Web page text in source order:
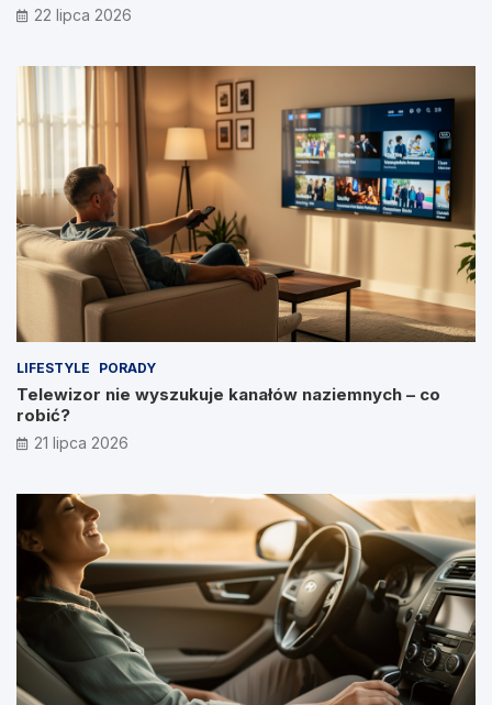
22 lipca 2026
LIFESTYLE PORADY
Telewizor nie wyszukuje kanałów naziemnych – co
robić?
21 lipca 2026